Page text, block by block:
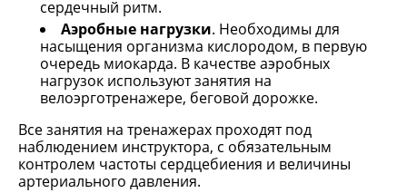
сердечный ритм.
Аэробные нагрузки. Необходимы для
насыщения организма кислородом, в первую
очередь миокарда. В качестве аэробных
нагрузок используют занятия на
велоэрготренажере, беговой дорожке.
Все занятия на тренажерах проходят под
наблюдением инструктора, с обязательным
контролем частоты сердцебиения и величины
артериального давления.